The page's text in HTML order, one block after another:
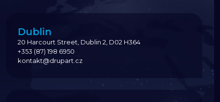
Dublin
20 Harcourt Street, Dublin 2, D02 H364
+353 (87) 198 6950
kontakt@drupart.cz